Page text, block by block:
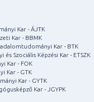
Kar - ÁJTK
Kar - BBMK
Kar - BTK
és Szociális Képzési Kar - ETSZK
Kar - FOK
Kar - GTK
Kar - GYTK
Kar - JGYPK